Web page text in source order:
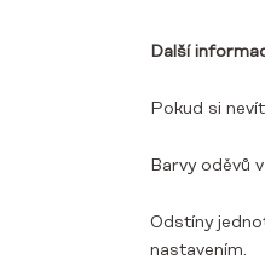
Další
Pokud si
Barvy oděvů v
Odstíny
nastavením.